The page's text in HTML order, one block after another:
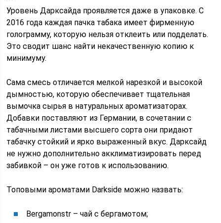
Уровень Дарксайда проявляется даже в упаковке. С
2016 года каждая пачка табака имеет фирменную
голограмму, которую нельзя отклеить или подделать.
Это сводит шанс найти некачественную копию к
минимуму.
Сама смесь отличается мелкой нарезкой и высокой
дымностью, которую обеспечивает тщательная
вымочка сырья в натуральных ароматизаторах.
Добавки поставляют из Германии, в сочетании с
табачными листами высшего сорта они придают
табачку стойкий и ярко выраженный вкус. Дарксайд
не нужно дополнительно акклиматизировать перед
забивкой – он уже готов к использованию.
Топовыми ароматами Darkside можно назвать:
Bergamonstr – чай с бергамотом;